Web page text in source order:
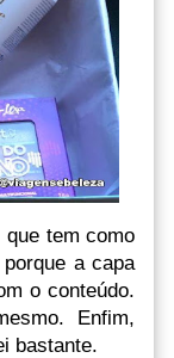
tem como
a capa
o conteúdo.
Enfim,
bastante.